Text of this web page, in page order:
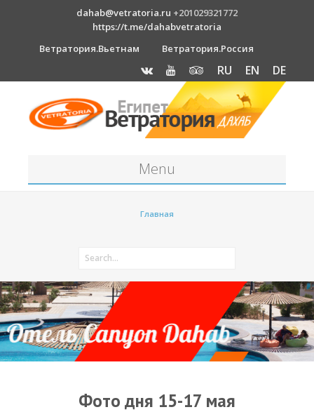
dahab@vetratoria.ru +201029321772
https://t.me/dahabvetratoria
Ветратория.Вьетнам
Ветратория.Россия
RU EN DE
Menu
Как к нам добраться?
Прогноз погоды
Оборудование
Виртуальный тур Ганет Синай
Главная
Фото дня 15-17 мая